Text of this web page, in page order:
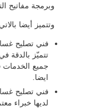
وبرمجة مفاتيح
وتتميز أيضا
فني تصليح
تتميّز بالدقة
جميع
ايضا.
فني تصليح
لديها خبراء